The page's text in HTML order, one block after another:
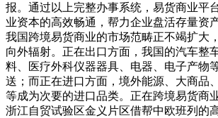
报。通过以上完整办事系统，易货商业平
业资本的高效畅通，帮力企业盘活存量资
我国跨境易货商业的市场范畴正不竭扩大
向外辐射。正在出口方面，我国的汽车整
料、医疗外科仪器器具、电器、电子产物
送；而正在进口方面，境外能源、大商品
等成为次要的进口品类。正在跨境易货商
浙江自贸试验区金义片区借帮中欧班列的